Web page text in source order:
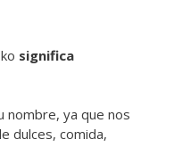
significa
nombre, ya que nos
dulces, comida,